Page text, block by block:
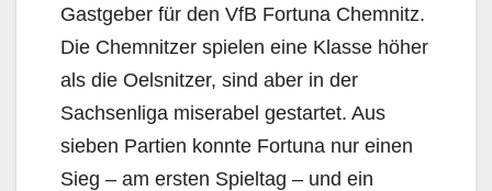
Gastgeber für den VfB Fortuna Chemnitz.
Die Chemnitzer spielen eine Klasse höher
als die Oelsnitzer, sind aber in der
Sachsenliga miserabel gestartet. Aus
sieben Partien konnte Fortuna nur einen
Sieg – am ersten Spieltag – und ein